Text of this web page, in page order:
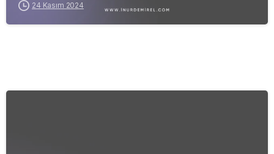
24 Kasım 2024